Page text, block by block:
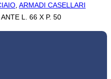
ARMADI CASELLARI
L. 66 X P. 50